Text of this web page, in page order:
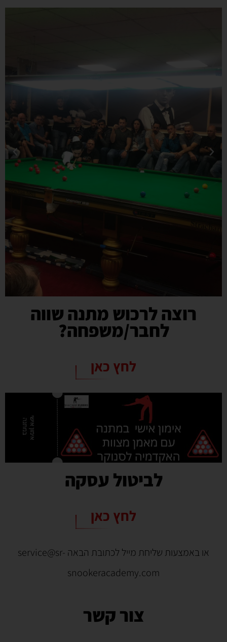
רוצה לרכוש מתנה שווה
לחבר/משפחה?
לחץ כאן
לביטול עסקה
לחץ כאן
או באמצעות שליחת מייל לכתובת הבאה service@sr-
snookeracademy.com
צור קשר